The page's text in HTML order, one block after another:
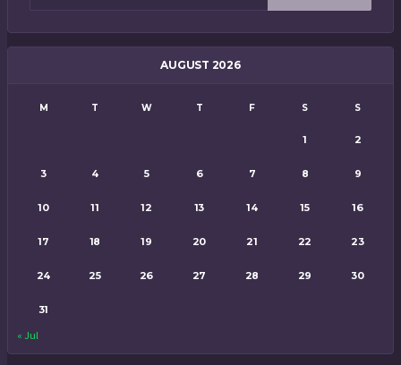
AUGUST 2026
M T W T F S S
1 2
3 4 5 6 7 8 9
10 11 12 13 14 15 16
17 18 19 20 21 22 23
24 25 26 27 28 29 30
31
« Jul